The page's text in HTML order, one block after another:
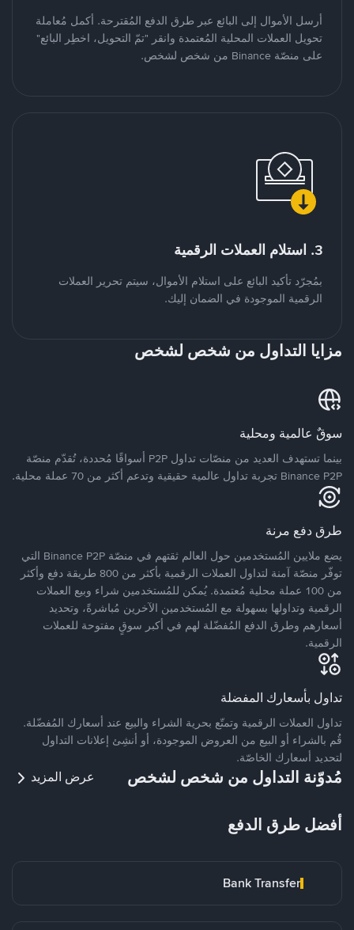
أرسل الأموال إلى البائع عبر طرق الدفع المُقترحة. أكمل مُعاملة
تحويل العملات المحلية المُعتمدة وانقر "تمّ التحويل، اخطِر البائع"
على منصّة Binance من شخص لشخص.
3. استلام العملات الرقمية
بمُجرّد تأكيد البائع على استلام الأموال، سيتم تحرير العملات
الرقمية الموجودة في الضمان إليك.
مزايا التداول من شخص لشخص
سوقٌ عالمية ومحلية
بينما تستهدف العديد من منصّات تداول P2P أسواقًا مُحددة، تُقدّم منصّة
Binance P2P تجربة تداول عالمية حقيقية وتدعم أكثر من 70 عملة محلية.
طرق دفع مرنة
يضع ملايين المُستخدمين حول العالم ثقتهم في منصّة Binance P2P التي
توفّر منصّة آمنة لتداول العملات الرقمية بأكثر من 800 طريقة دفع وأكثر
من 100 عملة محلية مُعتمدة. يُمكن للمُستخدمين شراء وبيع العملات
الرقمية وتداولها بسهولة مع المُستخدمين الآخرين مُباشرةً، وتحديد
أسعارهم وطرق الدفع المُفضّلة لهم في أكبر سوقٍ مفتوحة للعملات
الرقمية.
تداول بأسعارك المفضلة
تداول العملات الرقمية وتمتّع بحرية الشراء والبيع عند أسعارك المُفضّلة.
قُم بالشراء أو البيع من العروض الموجودة، أو أنشِئ إعلانات التداول
لتحديد أسعارك الخاصّة.
مُدوّنة التداول من شخص لشخص عرض المزيد
أفضل طرق الدفع
Bank Transfer